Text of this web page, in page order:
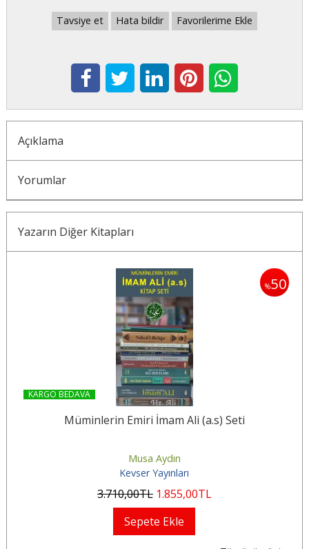
Tavsiye et Hata bildir Favorilerime Ekle
Açıklama
Yorumlar
Yazarın Diğer Kitapları
%50
KARGO BEDAVA
Müminlerin Emiri İmam Ali (a.s) Seti
Musa Aydın
Kevser Yayınları
3.710,00TL 1.855,00TL
Sepete Ekle